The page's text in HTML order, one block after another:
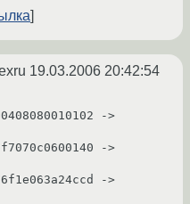
19.03.2006 20:42:54
->
->
->